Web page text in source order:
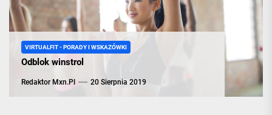
VIRTUALFIT - PORADY I WSKAZÓWKI
Odblok winstrol
Redaktor Mxn.pl 20 Sierpnia 2019